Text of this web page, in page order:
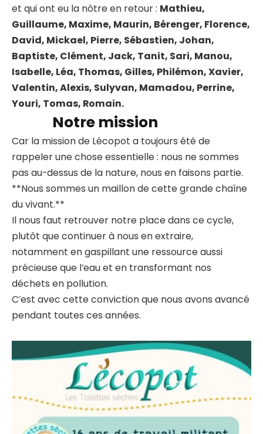
et qui ont eu la nôtre en retour : Mathieu,
Guillaume, Maxime, Maurin, Bérenger, Florence,
David, Mickael, Pierre, Sébastien, Johan,
Baptiste, Clément, Jack, Tanit, Sari, Manou,
Isabelle, Léa, Thomas, Gilles, Philémon, Xavier,
Valentin, Alexis, Sulyvan, Mamadou, Perrine,
Youri, Tomas, Romain.
Notre mission
Car la mission de Lécopot a toujours été de
rappeler une chose essentielle : nous ne sommes
pas au-dessus de la nature, nous en faisons partie.
**Nous sommes un maillon de cette grande chaîne
du vivant.**
Il nous faut retrouver notre place dans ce cycle,
plutôt que continuer à nous en extraire,
notamment en gaspillant une ressource aussi
précieuse que l’eau et en transformant nos
déchets en pollution.
C’est avec cette conviction que nous avons avancé
pendant toutes ces années.